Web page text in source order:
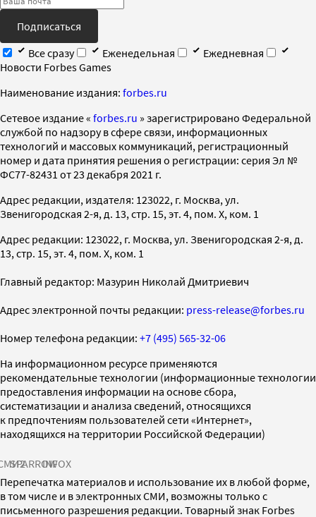
Подписаться
Все сразу
Еженедельная
Ежедневная
Новости Forbes Games
Наименование издания: forbes.ru
Cетевое издание « forbes.ru » зарегистрировано Федеральной
службой по надзору в сфере связи, информационных
технологий и массовых коммуникаций, регистрационный
номер и дата принятия решения о регистрации: серия Эл №
ФС77-82431 от 23 декабря 2021 г.
Адрес редакции, издателя: 123022, г. Москва, ул.
Звенигородская 2-я, д. 13, стр. 15, эт. 4, пом. X, ком. 1
Адрес редакции: 123022, г. Москва, ул. Звенигородская 2-я, д.
13, стр. 15, эт. 4, пом. X, ком. 1
Главный редактор: Мазурин Николай Дмитриевич
Адрес электронной почты редакции: press-release@forbes.ru
Номер телефона редакции: +7 (495) 565-32-06
На информационном ресурсе применяются
рекомендательные технологии (информационные технологии
предоставления информации на основе сбора,
систематизации и анализа сведений, относящихся
к предпочтениям пользователей сети «Интернет»,
находящихся на территории Российской Федерации)
SPARROWINFOX
Перепечатка материалов и использование их в любой форме,
в том числе и в электронных СМИ, возможны только с
письменного разрешения редакции. Товарный знак Forbes